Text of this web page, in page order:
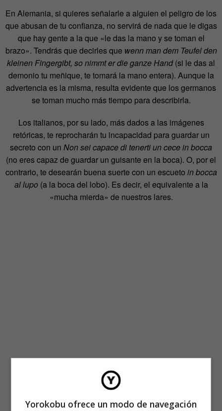
En Alemania, si quieres señalarle a alguien el peligro de los
que abusan de tu confianza, no servirá de nada que le digas
que hay gente a la que «le das la mano y se toman el
brazo». Tendrás que decirles que wenn man dem Teufel den
kleinen Fingergibt, so nimmt er die ganze Hand(si le das al
demonio tu meñique, te tomará la mano entera). Aunque la
advertencia es la misma, resulta evidente que los germanos
se toman mucho más tiempo para describirla.
Los italianos, por su lado, más dados a las imágenes
retóricas, te reprocharán tu incapacidad para guardar un
secreto con un Non sei capace di tenerti un cece in bocca
(no eres capaz de guardar un guisante en la boca). O, por el
contrario, te desearán buena suerte con un escueto in bocca
al lupo(a la boca del lobo). Es decir, el equivalente a la
«mucha mierda» de nuestros lares.
Yorokobu ofrece un modo de navegación